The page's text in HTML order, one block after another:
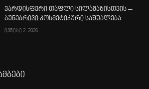
ვარდისფერი თაფლი სილამაზისთვის –
ბუნებრივი კოსმეტიკური საშუალება
ივნისი 2, 2026